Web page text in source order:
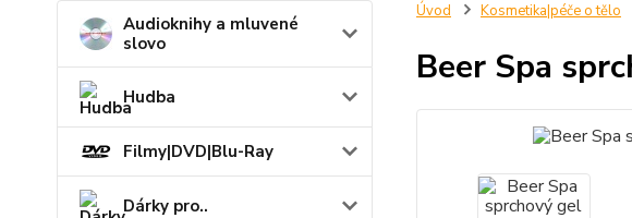
Audioknihy a mluvené
slovo
Hudba
Filmy|DVD|Blu-Ray
Dárky pro..
Úvod Kosmetika|péče o tělo
Beer Spa